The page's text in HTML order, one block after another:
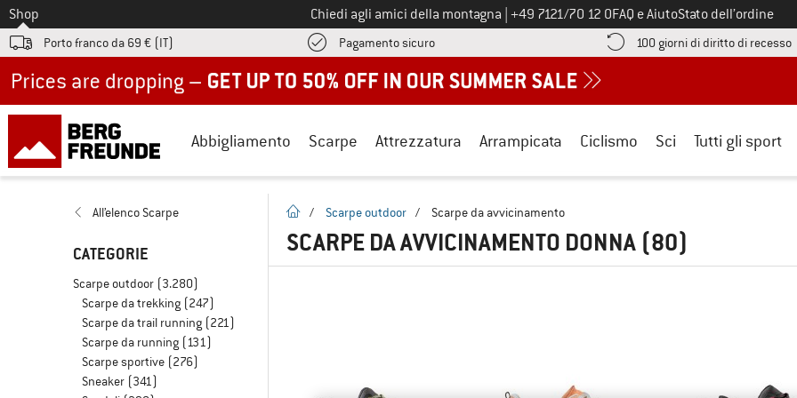
Allo
Shop Chiedi agli amici della montagna Chiamaci al numero
+49 7121/70 12 0FAQ e AiutoStato dell’ordine
Porto franco da 69 € (IT) Pagamento sicuroQui trovi le informazioni di pagamento! Si apre in una casella
100 giorni di diritto di recesso
Abbigliamento Scarpe Attrezzatura Arrampicata Ciclismo Sci Tutti gli sport
All’elenco Scarpe
CATEGORIE
Scarpe outdoor (3.280)
Scarpe da trekking (247)
Scarpe da trail running (221)
Scarpe da running (131)
Scarpe sportive (276)
Sneaker (341)
pagina iniziale
/ Scarpe outdoor / Scarpe da avvicinamento
SCARPE DA AVVICINAMENTO DONNA (80)